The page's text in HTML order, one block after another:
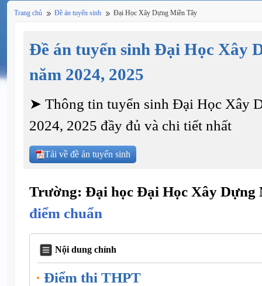
Trang chủ Đề án tuyển sinh Đại Học Xây Dựng Miền Tây
Đề án tuyển sinh Đại Học Xây
năm 2024, 2025
➤ Thông tin tuyển sinh Đại Học Xây
2024, 2025 đầy đủ và chi tiết nhất
Tải về đề án tuyển sinh
Trường: Đại học Đại Học Xây Dựng
điểm chuẩn
Nội dung chính
Điểm thi THPT